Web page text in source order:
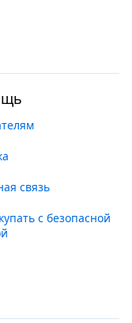
связь
с безопасной